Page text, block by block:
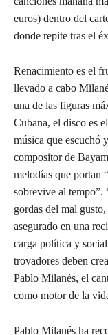
euros) dentro del
donde repite tras el
Renacimiento es el
llevado a cabo
una de las figuras
Cubana, el disco es
música que escuchó
compositor de
melodías que portan
sobrevive al tempo”.
gordas del mal
asegurado en una
carga política y
trovadores deben
Pablo Milanés, el
como motor de la
Pablo Milanés ha